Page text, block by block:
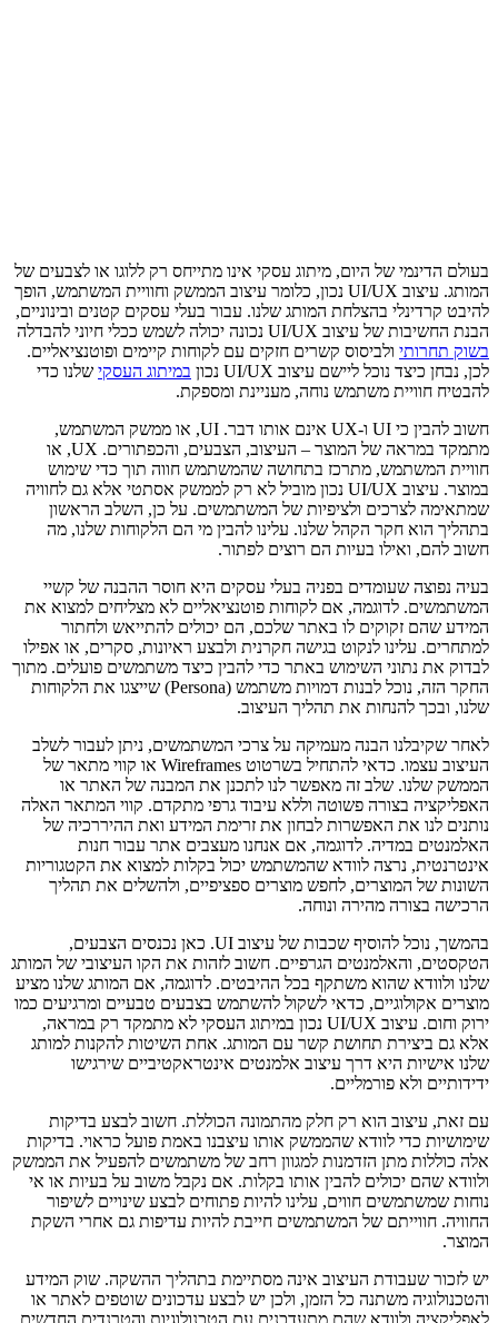
בעולם הדינמי של היום, מיתוג עסקי אינו מתייחס רק ללוגו או לצבעים של
המותג. עיצוב UI/UX נכון, כלומר עיצוב הממשק וחוויית המשתמש, הופך
להיבט קרדינלי בהצלחת המותג שלנו. עבור בעלי עסקים קטנים ובינוניים,
הבנת החשיבות של עיצוב UI/UX נכונה יכולה לשמש ככלי חיוני להבדלה
בשוק תחרותי ולביסוס קשרים חזקים עם לקוחות קיימים ופוטנציאליים.
לכן, נבחן כיצד נוכל ליישם עיצוב UI/UX נכון
במיתוג העסקי שלנו כדי
להבטיח חוויית משתמש נוחה, מעניינת ומספקת.
חשוב להבין כי UI ו-UX אינם אותו דבר. UI, או ממשק המשתמש,
מתמקד במראה של המוצר – העיצוב, הצבעים, והכפתורים. UX, או
חוויית המשתמש, מתרכז בתחושה שהמשתמש חווה תוך כדי שימוש
במוצר. עיצוב UI/UX נכון מוביל לא רק לממשק אסתטי אלא גם לחוויה
שמתאימה לצרכים ולציפיות של המשתמשים. על כן, השלב הראשון
בתהליך הוא חקר הקהל שלנו. עלינו להבין מי הם הלקוחות שלנו, מה
חשוב להם, ואילו בעיות הם רוצים לפתור.
בעיה נפוצה שעומדים בפניה בעלי עסקים היא חוסר ההבנה של קשיי
המשתמשים. לדוגמה, אם לקוחות פוטנציאליים לא מצליחים למצוא את
המידע שהם זקוקים לו באתר שלכם, הם יכולים להתייאש ולחתור
למתחרים. עלינו לנקוט בגישה חקרנית ולבצע ראיונות, סקרים, או אפילו
לבדוק את נתוני השימוש באתר כדי להבין כיצד משתמשים פועלים. מתוך
החקר הזה, נוכל לבנות דמויות משתמש (Persona) שייצגו את הלקוחות
שלנו, ובכך להנחות את תהליך העיצוב.
לאחר שקיבלנו הבנה מעמיקה על צרכי המשתמשים, ניתן לעבור לשלב
העיצוב עצמו. כדאי להתחיל בשרטוט Wireframes או קווי מתאר של
הממשק שלנו. שלב זה מאפשר לנו לתכנן את המבנה של האתר או
האפליקציה בצורה פשוטה וללא עיבוד גרפי מתקדם. קווי המתאר האלה
נותנים לנו את האפשרות לבחון את זרימת המידע ואת ההיררכיה של
האלמנטים במדיה. לדוגמה, אם אנחנו מעצבים אתר עבור חנות
אינטרנטית, נרצה לוודא שהמשתמש יכול בקלות למצוא את הקטגוריות
השונות של המוצרים, לחפש מוצרים ספציפיים, ולהשלים את תהליך
הרכישה בצורה מהירה ונוחה.
בהמשך, נוכל להוסיף שכבות של עיצוב UI. כאן נכנסים הצבעים,
הטקסטים, והאלמנטים הגרפיים. חשוב לזהות את הקו העיצובי של המותג
שלנו ולוודא שהוא משתקף בכל ההיבטים. לדוגמה, אם המותג שלנו מציע
מוצרים אקולוגיים, כדאי לשקול להשתמש בצבעים טבעיים ומרגיעים כמו
ירוק וחום. עיצוב UI/UX נכון במיתוג העסקי לא מתמקד רק במראה,
אלא גם ביצירת תחושת קשר עם המותג. אחת השיטות להקנות למותג
שלנו אישיות היא דרך עיצוב אלמנטים אינטראקטיביים שירגישו
ידידותיים ולא פורמליים.
עם זאת, עיצוב הוא רק חלק מהתמונה הכוללת. חשוב לבצע בדיקות
שימושיות כדי לוודא שהממשק אותו עיצבנו באמת פועל כראוי. בדיקות
אלה כוללות מתן הזדמנות למגוון רחב של משתמשים להפעיל את הממשק
ולוודא שהם יכולים להבין אותו בקלות. אם נקבל משוב על בעיות או אי
נוחות שמשתמשים חווים, עלינו להיות פתוחים לבצע שינויים לשיפור
החוויה. חווייתם של המשתמשים חייבת להיות עדיפות גם אחרי השקת
המוצר.
יש לזכור שעבודת העיצוב אינה מסתיימת בתהליך ההשקה. שוק המידע
והטכנולוגיה משתנה כל הזמן, ולכן יש לבצע עדכונים שוטפים לאתר או
לאפליקציה ולוודא שהם מתעדכנים עם הטכנולוגיות והטרנדים החדשים.